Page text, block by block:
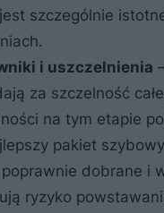
szczególnie
i uszczelnienia
za szczelność
na tym etapie
pakiet
dobrane i
ryzyko